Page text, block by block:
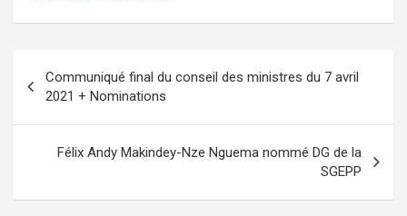
de
l’article
Communiqué final du conseil des ministres du 7 avril
2021 + Nominations
Félix Andy Makindey-Nze Nguema nommé DG de la
SGEPP